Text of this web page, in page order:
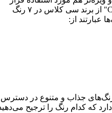
بگیرند.این خودکار به نام "Candid" از برند سی کلاس در ۷ رنگ
از:
رنگ‌های جذاب و متنوع در دسترس
که کدام رنگ را ترجیح